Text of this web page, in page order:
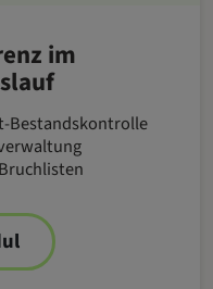
im
Bestandskontrolle